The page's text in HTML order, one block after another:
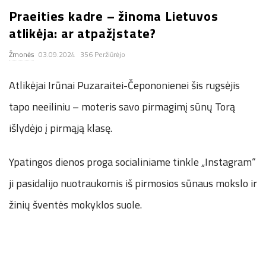
.
c
o
.
u
k
Praeities kadre – žinoma Lietuvos
atlikėja: ar atpažįstate?
Žmonės 03.09.2024 356 Peržiūrėjo
Atlikėjai Irūnai Puzaraitei-Čepononienei šis rugsėjis
tapo neeiliniu – moteris savo pirmagimį sūnų Torą
išlydėjo į pirmąją klasę.
Ypatingos dienos proga socialiniame tinkle „Instagram“
ji pasidalijo nuotraukomis iš pirmosios sūnaus mokslo ir
žinių šventės mokyklos suole.